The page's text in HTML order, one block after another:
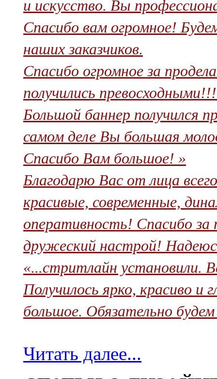
и искусство. Вы
Спасибо вам огромное!
наших заказчиков.
Спасибо огромное за
получились
Большой баннер получился
самом деле Вы большая
Спасибо Вам большое! »
Благодарю Вас от лица
красивые, современные,
оперативность! Спасибо за
дружеский настрой!
«...стритлайн установили.
Получилось ярко, красиво и
большое. Обязательно
Читать далее...